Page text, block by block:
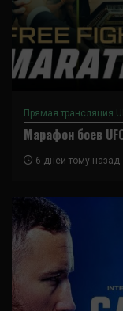
Прямая трансляция
Марафон боев
6 дней тому назад